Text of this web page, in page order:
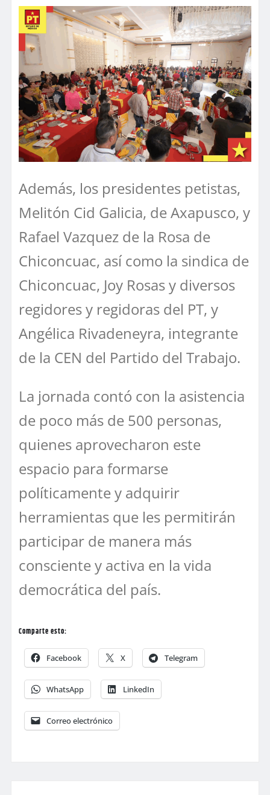
Además, los presidentes petistas,
Melitón Cid Galicia, de Axapusco, y
Rafael Vazquez de la Rosa de
Chiconcuac, así como la sindica de
Chiconcuac, Joy Rosas y diversos
regidores y regidoras del PT, y
Angélica Rivadeneyra, integrante
de la CEN del Partido del Trabajo.
La jornada contó con la asistencia
de poco más de 500 personas,
quienes aprovecharon este
espacio para formarse
políticamente y adquirir
herramientas que les permitirán
participar de manera más
consciente y activa en la vida
democrática del país.
Comparte esto:
Facebook X Telegram
WhatsApp LinkedIn
Correo electrónico